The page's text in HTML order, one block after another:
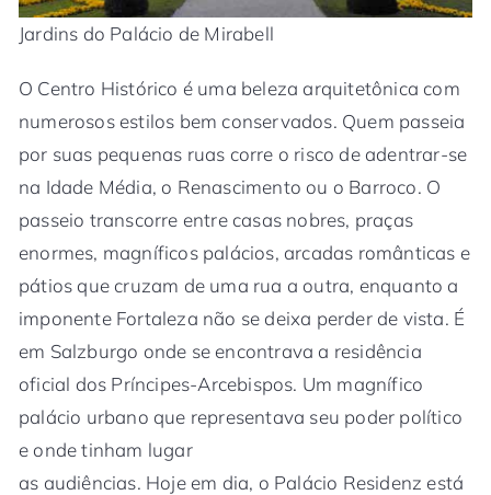
Jardins do Palácio de Mirabell
O Centro Histórico é uma beleza arquitetônica com
numerosos estilos bem conservados. Quem passeia
por suas pequenas ruas corre o risco de adentrar-se
na Idade Média, o Renascimento ou o Barroco. O
passeio transcorre entre casas nobres, praças
enormes, magníficos palácios, arcadas românticas e
pátios que cruzam de uma rua a outra, enquanto a
imponente Fortaleza não se deixa perder de vista. É
em Salzburgo onde se encontrava a residência
oficial dos Príncipes-Arcebispos. Um magnífico
palácio urbano que representava seu poder político
e onde tinham lugar
as audiências. Hoje em dia, o Palácio Residenz está